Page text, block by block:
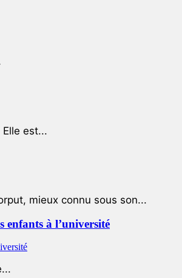
est...
mieux connu sous son...
enfants à l’université